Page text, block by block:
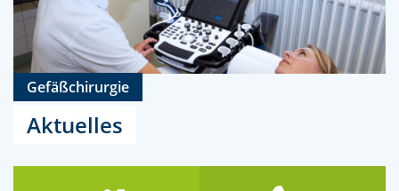
Gefäßchirurgie
Aktuelles